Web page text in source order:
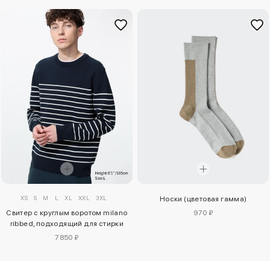
XS S M L XL XXL 3XL
Свитер с круглым воротом milano
ribbed, подходящий для стирки
7850 ₽
Носки (цветовая гамма)
970 ₽